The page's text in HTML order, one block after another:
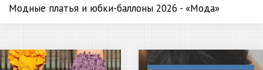
Модные платья и юбки-баллоны 2026 - «Мода»